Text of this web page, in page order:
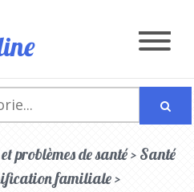
problèmes de santé > Santé
familiale >